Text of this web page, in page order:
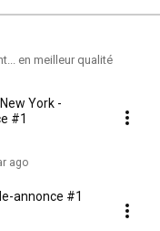
en meilleur qualité
York -
#1
ago
annonce #1